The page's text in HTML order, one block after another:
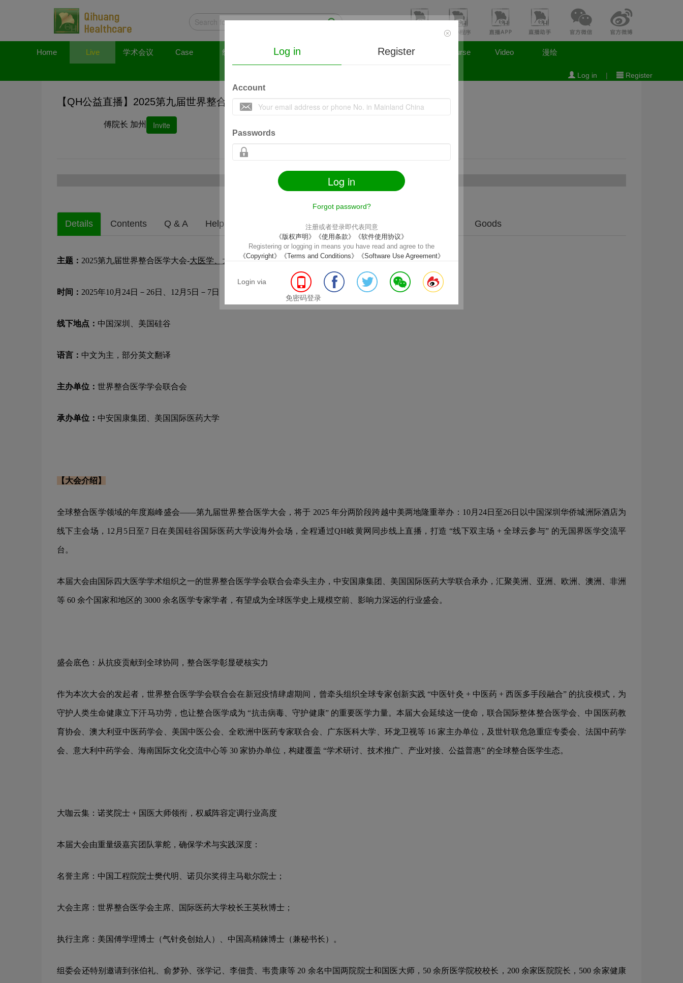
Home Live 学术会议 Case 线下 Mall Lecture MicroVideo Course Video 漫绘
Log in | Register
Log in Register
Account
Passwords
Log in
Forgot password?
注册或者登录即代表同意
《版权声明》
《使用条款》
《软件使用协议》
Registering or logging in means you have read and agree to the
《Copyright》
《Terms and Conditions》 《Software Use Agreement》
Login via
免密码登录
【QH公益直播】2025第九届世界整合医学大会 收藏
傅院长 加州 Invite
Details Contents Q & A Help Share Mobile Goods
主题： 2025第九届世界整合医学大会-大医学、大健康、大产业
时间： 2025年10月24日－26日、12月5日－7日
线下地点： 中国深圳、美国硅谷
语言： 中文为主，部分英文翻译
主办单位： 世界整合医学学会联合会
承办单位： 中安国康集团、美国国际医药大学
【大会介绍】
全球整合医学领域的年度巅峰盛会——第九届世界整合医学大会，将于 2025 年分两阶段跨越中美两地隆重举办：10月24日至26日以中国深圳华侨城洲际酒店为
线下主会场，12月5日至7 日在美国硅谷国际医药大学设海外会场，全程通过QH岐黄网同步线上直播，打造 “线下双主场 + 全球云参与” 的无国界医学交流平
台。
本届大会由国际四大医学学术组织之一的世界整合医学学会联合会牵头主办，中安国康集团、美国国际医药大学联合承办，汇聚美洲、亚洲、欧洲、澳洲、非洲
等 60 余个国家和地区的 3000 余名医学专家学者，有望成为全球医学史上规模空前、影响力深远的行业盛会。
盛会底色：从抗疫贡献到全球协同，整合医学彰显硬核实力
作为本次大会的发起者，世界整合医学学会联合会在新冠疫情肆虐期间，曾牵头组织全球专家创新实践 “中医针灸 + 中医药 + 西医多手段融合” 的抗疫模式，为
守护人类生命健康立下汗马功劳，也让整合医学成为 “抗击病毒、守护健康” 的重要医学力量。本届大会延续这一使命，联合国际整体整合医学会、中国医药教
育协会、澳大利亚中医药学会、美国中医公会、全欧洲中医药专家联合会、广东医科大学、环龙卫视等 16 家主办单位，及世针联危急重症专委会、法国中药学
会、意大利中药学会、海南国际文化交流中心等 30 家协办单位，构建覆盖 “学术研讨、技术推广、产业对接、公益普惠” 的全球整合医学生态。
大咖云集：诺奖院士 + 国医大师领衔，权威阵容定调行业高度
本届大会由重量级嘉宾团队掌舵，确保学术与实践深度：
名誉主席：中国工程院院士樊代明、诺贝尔奖得主马歇尔院士；
大会主席：世界整合医学会主席、国际医药大学校长王英秋博士；
执行主席：美国傅学理博士（气针灸创始人）、中国高精鍊博士（兼秘书长）。
组委会还特别邀请到张伯礼、俞梦孙、张学记、李佃贵、韦贵康等 20 余名中国两院院士和国医大师，50 余所医学院校校长，200 余家医院院长，500 余家健康